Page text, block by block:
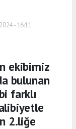
- 16:11
ekibimiz
bulunan
farklı
2.liğe